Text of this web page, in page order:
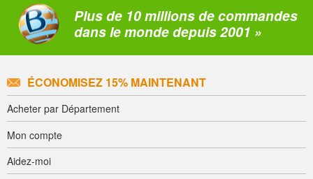
Plus de 10 millions de commandes
dans le monde depuis 2001 »
ÉCONOMISEZ 15% MAINTENANT
Acheter par Département
Mon compte
Aidez-moi